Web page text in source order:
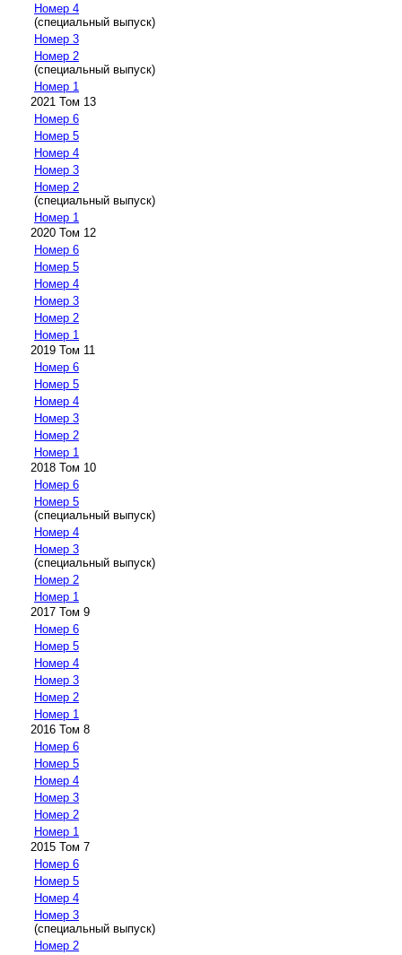
Номер 4
(специальный выпуск)
Номер 3
Номер 2
(специальный выпуск)
Номер 1
2021 Том 13
Номер 6
Номер 5
Номер 4
Номер 3
Номер 2
(специальный выпуск)
Номер 1
2020 Том 12
Номер 6
Номер 5
Номер 4
Номер 3
Номер 2
Номер 1
2019 Том 11
Номер 6
Номер 5
Номер 4
Номер 3
Номер 2
Номер 1
2018 Том 10
Номер 6
Номер 5
(специальный выпуск)
Номер 4
Номер 3
(специальный выпуск)
Номер 2
Номер 1
2017 Том 9
Номер 6
Номер 5
Номер 4
Номер 3
Номер 2
Номер 1
2016 Том 8
Номер 6
Номер 5
Номер 4
Номер 3
Номер 2
Номер 1
2015 Том 7
Номер 6
Номер 5
Номер 4
Номер 3
(специальный выпуск)
Номер 2